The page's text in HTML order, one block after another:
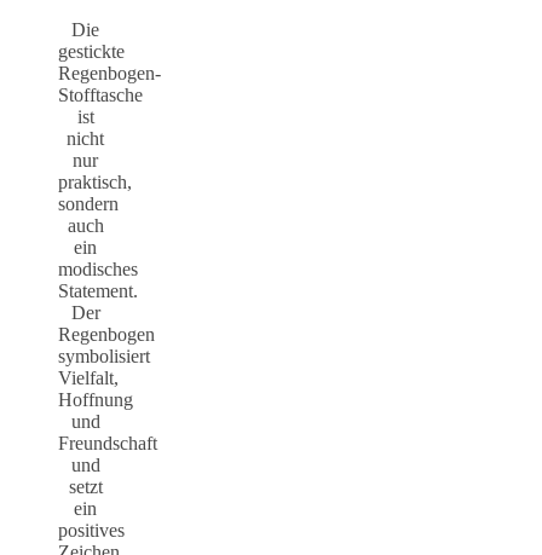
Die
gestickte
Regenbogen-
Stofftasche
ist
nicht
nur
praktisch,
sondern
auch
ein
modisches
Statement.
Der
Regenbogen
symbolisiert
Vielfalt,
Hoffnung
und
Freundschaft
und
setzt
ein
positives